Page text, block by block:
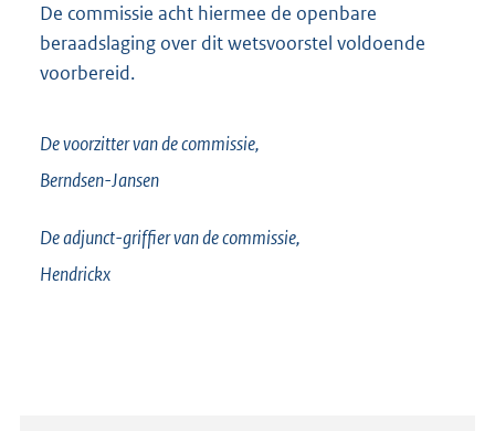
De commissie acht hiermee de openbare
beraadslaging over dit wetsvoorstel voldoende
voorbereid.
De voorzitter van de commissie,
Berndsen-Jansen
De adjunct-griffier van de commissie,
Hendrickx